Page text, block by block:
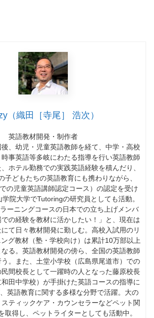
（織田［寺尾］ 浩次）
英語教材開発・制作者
、幼児・児童英語教師を経て、中学・高校
事英語等多岐にわたる指導を行い英語教師
ホテル勤務での実践英語経験を積んだり、
子どもたちの英語教育にも携わりながら、
の児童英語講師認定コース）の認定を受け
院大学でTutoringの研究員としても活動。
ーニングコースの日本での立ち上げメンバ
の経験を教材に活かしたい！」と、現在は
て日々教材開発に勤しむ。高校入試用のリ
グ教材（塾・学校向け）は累計10万部以上
る。英語教材開発の傍ら、全国の英語教師
。また、土堂小学校（広島県尾道市）での
間校長として一躍時の人となった藤原校長
和田中学校）が手掛けた英語コースの指導に
英語教育に関する多様な分野で活躍。大の
ティックケア・カウンセラーなどペット関
取得し、ペットライターとしても活動中。